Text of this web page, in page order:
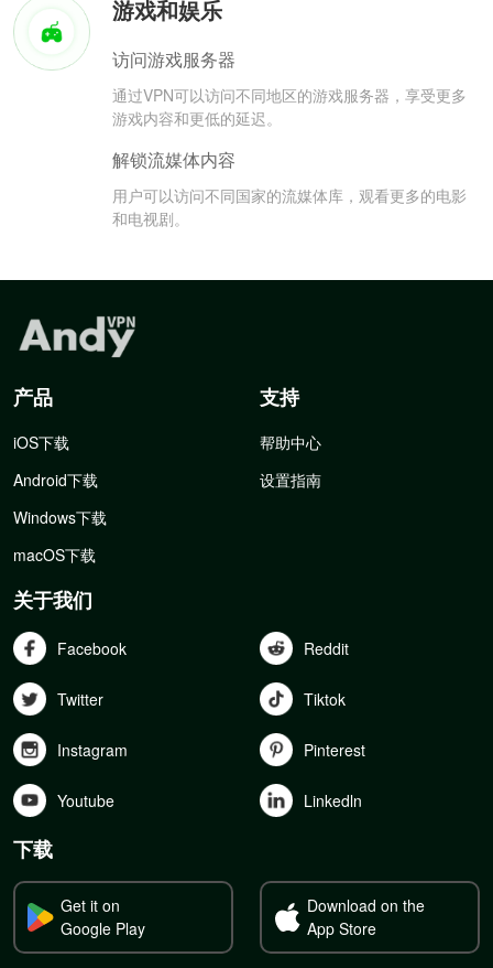
游戏和娱乐
访问游戏服务器
通过VPN可以访问不同地区的游戏服务器，享受更多
游戏内容和更低的延迟。
解锁流媒体内容
用户可以访问不同国家的流媒体库，观看更多的电影
和电视剧。
产品
iOS下载
Android下载
Windows下载
macOS下载
支持
帮助中心
设置指南
关于我们
Facebook Reddit
Twitter Tiktok
Instagram Pinterest
Youtube Linkedln
下载
Get it on
Google Play
Download on the
App Store